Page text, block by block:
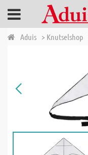
Aduis > Knutselshop